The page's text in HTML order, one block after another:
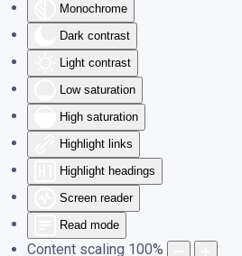
Monochrome
Dark contrast
Light contrast
Low saturation
High saturation
Highlight links
Highlight headings
Screen reader
Read mode
Content scaling 100%